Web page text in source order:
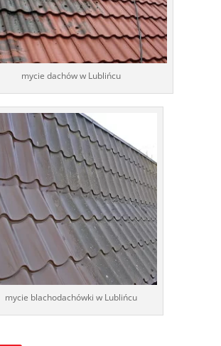
mycie dachów w Lublińcu
mycie blachodachówki w Lublińcu